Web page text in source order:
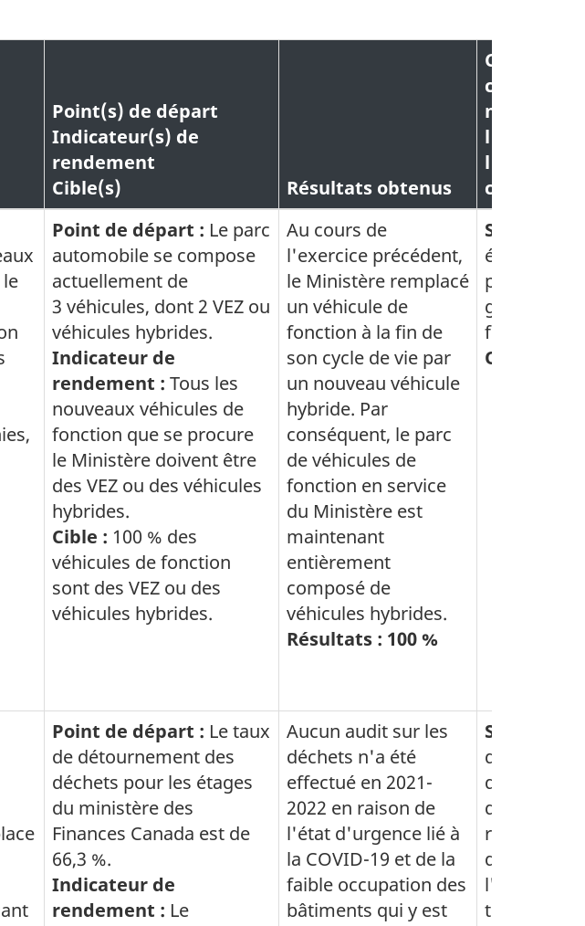
Point(s) de départ
Indicateur(s) de
rendement
Cible(s)
Résultats obtenus
chaque
l'atteinte
l'objectif
cible de la
Point de départ : Le parc
automobile se compose
actuellement de
3 véhicules, dont 2 VEZ ou
véhicules hybrides.
Indicateur de
rendement : Tous les
nouveaux véhicules de
fonction que se procure
le Ministère doivent être
des VEZ ou des véhicules
hybrides.
Cible : 100 % des
véhicules de fonction
sont des VEZ ou des
véhicules hybrides.
Au cours de
l'exercice précédent,
le Ministère remplacé
un véhicule de
fonction à la fin de
son cycle de vie par
un nouveau véhicule
hybride. Par
conséquent, le parc
de véhicules de
fonction en service
du Ministère est
maintenant
entièrement
composé de
véhicules hybrides.
Résultats : 100 %
SFDD
émissions
parcs
fédéral.
ODD
Point de départ : Le taux
de détournement des
déchets pour les étages
du ministère des
Finances Canada est de
66,3 %.
Indicateur de
rendement : Le
Aucun audit sur les
déchets n'a été
effectué en 2021-
2022 en raison de
l'état d'urgence lié à
la COVID-19 et de la
faible occupation des
bâtiments qui y est
SFDD :
déchets
réduit les
de GES
transport